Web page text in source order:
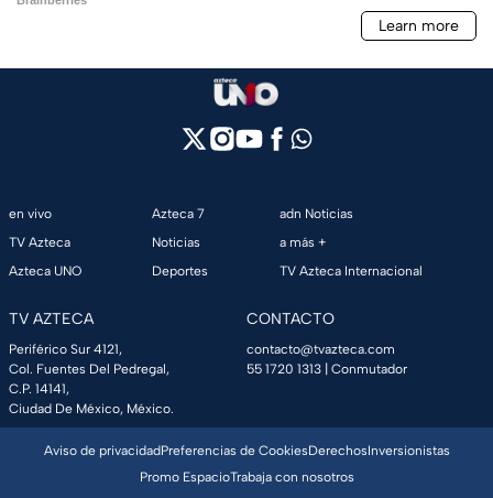
en vivo
TV Azteca
Azteca UNO
Azteca 7
Noticias
Deportes
adn Noticias
a más +
TV Azteca Internacional
TV AZTECA
Periférico Sur 4121,
Col. Fuentes Del Pedregal,
C.P. 14141,
Ciudad De México, México.
CONTACTO
contacto@tvazteca.com
55 1720 1313 | Conmutador
Aviso de privacidadPreferencias de CookiesDerechosInversionistas
Promo EspacioTrabaja con nosotros